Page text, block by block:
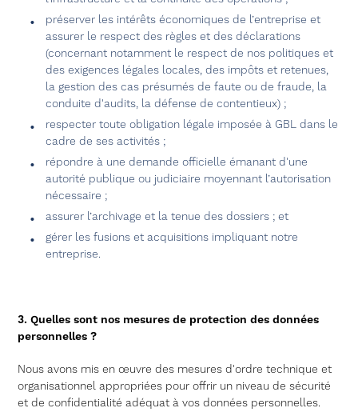
préserver les intérêts économiques de l’entreprise et
assurer le respect des règles et des déclarations
(concernant notamment le respect de nos politiques et
des exigences légales locales, des impôts et retenues,
la gestion des cas présumés de faute ou de fraude, la
conduite d'audits, la défense de contentieux) ;
respecter toute obligation légale imposée à GBL dans le
cadre de ses activités ;
répondre à une demande officielle émanant d'une
autorité publique ou judiciaire moyennant l’autorisation
nécessaire ;
assurer l’archivage et la tenue des dossiers ; et
gérer les fusions et acquisitions impliquant notre
entreprise.
3. Quelles sont nos mesures de protection des données
personnelles ?
Nous avons mis en œuvre des mesures d'ordre technique et
organisationnel appropriées pour offrir un niveau de sécurité
et de confidentialité adéquat à vos données personnelles.